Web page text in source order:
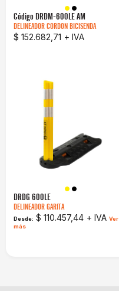
Código DRDM-600LE AM
DELINEADOR CORDON BICISENDA
$ 152.682,71 + IVA
DRDG 600LE
DELINEADOR GARITA
Desde: $ 110.457,44 + IVA Ver
más